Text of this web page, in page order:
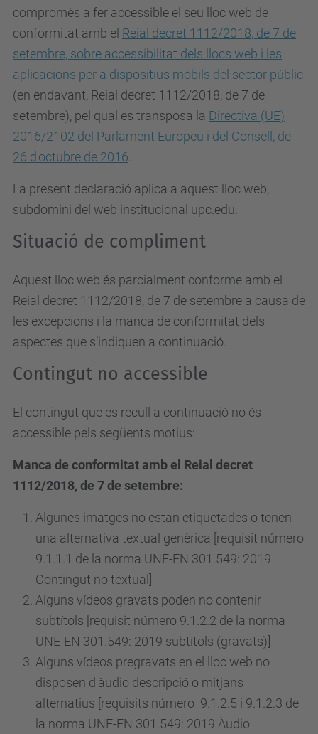
compromès a fer accessible el seu lloc web de
conformitat amb el Reial decret 1112/2018, de 7 de
setembre, sobre accessibilitat dels llocs web i les
aplicacions per a dispositius mòbils del sector públic
(en endavant, Reial decret 1112/2018, de 7 de
setembre), pel qual es transposa la Directiva (UE)
2016/2102 del Parlament Europeu i del Consell, de
26 d'octubre de 2016
La present declaració aplica a aquest lloc web,
subdomini del web institucional upc.edu.
Situació de compliment
Aquest lloc web és parcialment conforme amb el
Reial decret 1112/2018, de 7 de setembre a causa de
les excepcions i la manca de conformitat dels
aspectes que s’indiquen a continuació.
Contingut no accessible
El contingut que es recull a continuació no és
accessible pels següents motius:
Manca de conformitat amb el Reial decret
1112/2018, de 7 de setembre:
Algunes imatges no estan etiquetades o tenen
una alternativa textual genèrica [requisit número
9.1.1.1 de la norma UNE-EN 301.549: 2019
Contingut no textual]
Alguns vídeos gravats poden no contenir
subtítols [requisit número 9.1.2.2 de la norma
UNE-EN 301.549: 2019 subtítols (gravats)]
Alguns vídeos pregravats en el lloc web no
disposen d'àudio descripció o mitjans
alternatius [requisits número 9.1.2.5 i 9.1.2.3 de
la norma UNE-EN 301.549: 2019 Àudio